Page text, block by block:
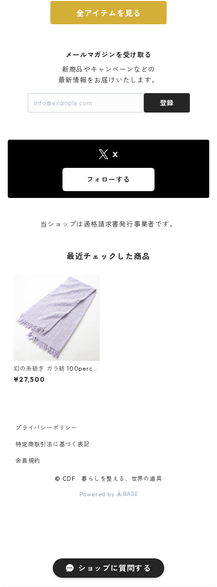
ショップに質問する
全アイテムを見る
メールマガジンを受け取る
新商品やキャンペーンなどの
最新情報をお届けいたします。
登録
X
フォローする
当ショップは適格請求書発行事業者です。
最近チェックした商品
幻の糸紡ぎ ガラ紡 100perce
nt 100% MEMENTO 100パー
セント メメント ライラック 箱
¥27,500
プライバシーポリシー
特定商取引法に基づく表記
会員規約
© CDF 暮らしを整える、世界の道具
Powered by